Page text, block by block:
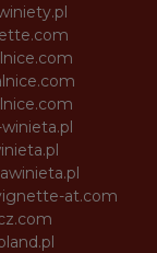
at.com